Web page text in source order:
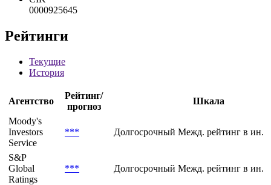
0000925645
Рейтинги
Текущие
История
Агентство
Рейтинг/
прогноз
Шкала
Moody's
Investors
Service
*** Долгосрочный Межд. рейтинг в ин.
S&P
Global
Ratings
*** Долгосрочный Межд. рейтинг в ин.